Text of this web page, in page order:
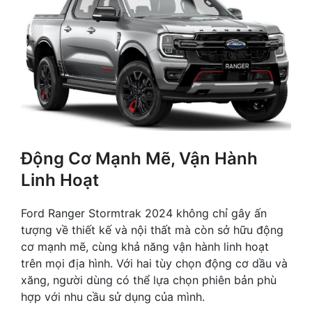
Động Cơ Mạnh Mẽ, Vận Hành
Linh Hoạt
Ford Ranger Stormtrak 2024 không chỉ gây ấn
tượng về thiết kế và nội thất mà còn sở hữu động
cơ mạnh mẽ, cùng khả năng vận hành linh hoạt
trên mọi địa hình. Với hai tùy chọn động cơ dầu và
xăng, người dùng có thể lựa chọn phiên bản phù
hợp với nhu cầu sử dụng của mình.